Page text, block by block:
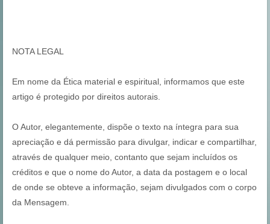
NOTA LEGAL
Em nome da Ética material e espiritual, informamos que este
artigo é protegido por direitos autorais.
O Autor, elegantemente, dispõe o texto na íntegra para sua
apreciação e dá permissão para divulgar, indicar e compartilhar,
através de qualquer meio, contanto que sejam incluídos os
créditos e que o nome do Autor, a data da postagem e o local
de onde se obteve a informação, sejam divulgados com o corpo
da Mensagem.